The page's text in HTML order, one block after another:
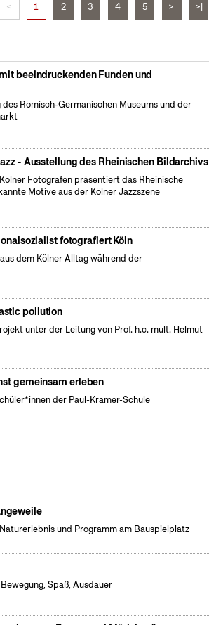
< 1 2 3 4 5 > >|
beeindruckenden Funden und
Römisch-Germanischen Museums und der
- Ausstellung des Rheinischen Bildarchivs
Fotografen präsentiert das Rheinische
Motive aus der Kölner Jazzszene
fotografiert Köln
dem Kölner Alltag während der
pollution
unter der Leitung von Prof. h.c. mult. Helmut
gemeinsam erleben
der Paul-Kramer-Schule
und Programm am Bauspielplatz
Spaß, Ausdauer